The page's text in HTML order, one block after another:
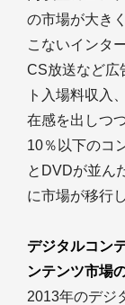
の市場が大き
こないインタ
CS放送など広
ト入場料収入
在感を出しつ
10％以下のコ
とDVDが並ん
に市場が移行
デジタルコン
ンテンツ市場
2013年のデジ